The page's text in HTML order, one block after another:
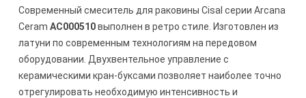
Современный смеситель для раковины Cisal серии Arcana
Ceram AC000510выполнен в ретро стиле. Изготовлен из
латуни по современным технологиям на передовом
оборудовании. Двухвентельное управление с
керамическими кран-буксами позволяет наиболее точно
отрегулировать необходимую интенсивность и